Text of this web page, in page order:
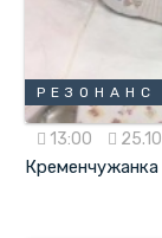
РЕЗОНАНС
13:00 25.10
Кременчужанка